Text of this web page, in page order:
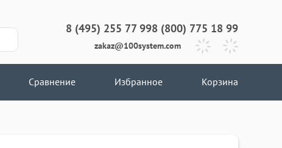
8 (495) 255 77 998 (800) 775 18 99
zakaz@100system.com
Сравнение Избранное Корзина